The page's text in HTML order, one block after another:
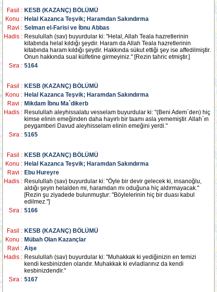
Fasil : KESB (KAZANÇ) BÖLÜMÜ
Konu : Helal Kazanca Teşvik; Haramdan Sakındırma
Ravi : Selman el-Farisi ve İbnu Abbas
Hadis : Resulullah (sav) buyurdular ki: "Helal, Allah Teala hazretlerinin
kitabında helal kıldığı şeydir. Haram da Allah Teala hazretlerinin
kitabında haram kıldığı şeydir. Hakkında sükut ettiği şey ise affedilmiştir.
Onun hakkında sual külfetine girmeyiniz." [Rezin tahric etmiştir.]
Sıra : 5164
Fasil : KESB (KAZANÇ) BÖLÜMÜ
Konu : Helal Kazanca Teşvik; Haramdan Sakındırma
Ravi : Mikdam İbnu Ma`dikerb
Hadis : Resulullah aleyhissalatu vesselam buyurdular ki: "(Beni Adem`den) hiç
kimse elinin emeğinden daha hayırlı bir taamı asla yememiştir. Allah`ın
peygamberi Davud aleyhisselam elinin emeğini yerdi."
Sıra : 5165
Fasil : KESB (KAZANÇ) BÖLÜMÜ
Konu : Helal Kazanca Teşvik; Haramdan Sakındırma
Ravi : Ebu Hureyre
Hadis : Resulullah (sav) buyurdular ki: "Öyle bir devir gelecek ki, insanoğlu,
aldığı şeyin helalden mi, haramdan mı oduğuna hiç aldırmayacak."
[Rezin şu ziyadede bulunmuştur: "Böylelerinin hiç bir duası kabul
edilmez."]
Sıra : 5166
Fasil : KESB (KAZANÇ) BÖLÜMÜ
Konu : Mübah Olan Kazançlar
Ravi : Aişe
Hadis : Resulullah (sav) buyurdular ki: "Muhakkak ki yediğinizin en temizi
kendi kesbinizden olandır. Muhakkak ki evladlarınız da kendi
kesbinizdendir."
Sıra : 5167